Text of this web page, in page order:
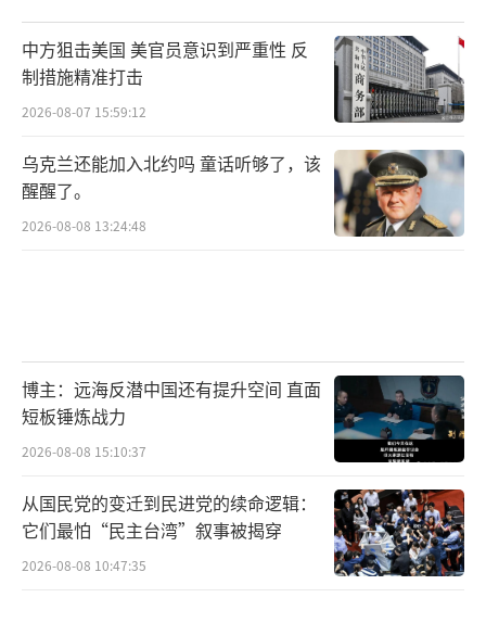
中方狙击美国 美官员意识到严重性 反
制措施精准打击
2026-08-07 15:59:12
乌克兰还能加入北约吗 童话听够了，该
醒醒了。
2026-08-08 13:24:48
博主：远海反潜中国还有提升空间 直面
短板锤炼战力
2026-08-08 15:10:37
从国民党的变迁到民进党的续命逻辑：
它们最怕“民主台湾”叙事被揭穿
2026-08-08 10:47:35